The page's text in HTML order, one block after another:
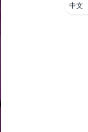
中文